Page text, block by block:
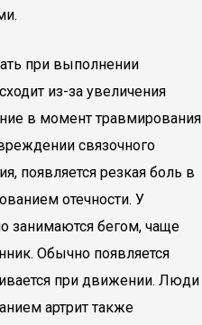
при выполнении
из-за увеличения
в момент травмирования
связочного
появляется резкая боль в
отечности. У
занимаются бегом, чаще
Обычно появляется
при движении. Люди
артрит также